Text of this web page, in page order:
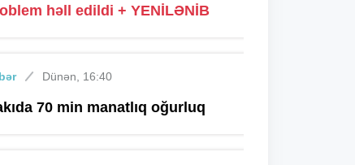
həll edildi + YENİLƏNİB
Dünən, 16:40
70 min manatlıq oğurluq